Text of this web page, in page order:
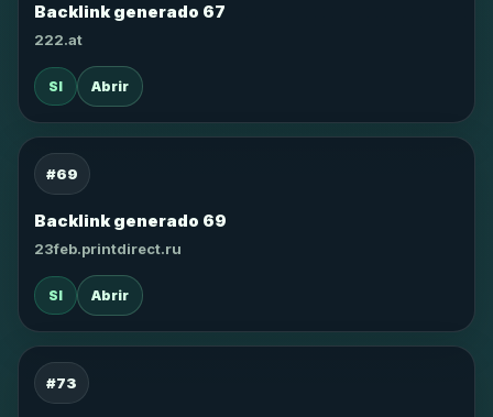
Backlink generado 67
222.at
SI Abrir
#69
Backlink generado 69
23feb.printdirect.ru
SI Abrir
#73